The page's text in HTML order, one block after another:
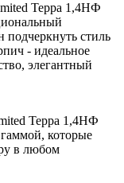
Терра 1,4НФ
подчеркнуть стиль
- идеальное
элегантный
Терра 1,4НФ
которые
в любом